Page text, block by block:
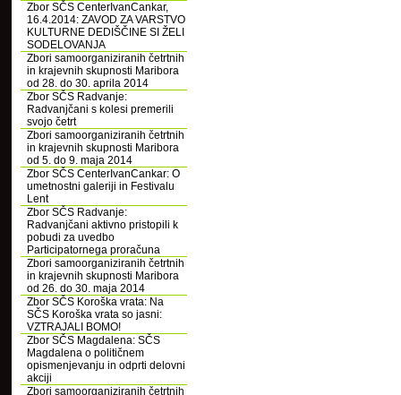
Zbor SČS CenterIvanCankar,
16.4.2014: ZAVOD ZA VARSTVO
KULTURNE DEDIŠČINE SI ŽELI
SODELOVANJA
Zbori samoorganiziranih četrtnih
in krajevnih skupnosti Maribora
od 28. do 30. aprila 2014
Zbor SČS Radvanje:
Radvanjčani s kolesi premerili
svojo četrt
Zbori samoorganiziranih četrtnih
in krajevnih skupnosti Maribora
od 5. do 9. maja 2014
Zbor SČS CenterIvanCankar: O
umetnostni galeriji in Festivalu
Lent
Zbor SČS Radvanje:
Radvanjčani aktivno pristopili k
pobudi za uvedbo
Participatornega proračuna
Zbori samoorganiziranih četrtnih
in krajevnih skupnosti Maribora
od 26. do 30. maja 2014
Zbor SČS Koroška vrata: Na
SČS Koroška vrata so jasni:
VZTRAJALI BOMO!
Zbor SČS Magdalena: SČS
Magdalena o političnem
opismenjevanju in odprti delovni
akciji
Zbori samoorganiziranih četrtnih